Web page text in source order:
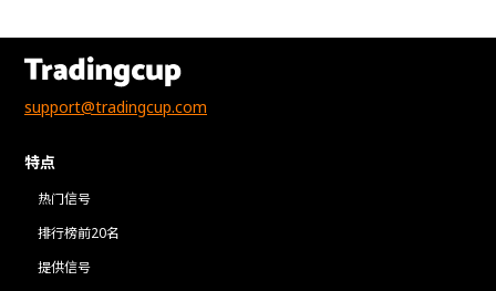
support@tradingcup.com
特点
热门信号
排行榜前20名
提供信号